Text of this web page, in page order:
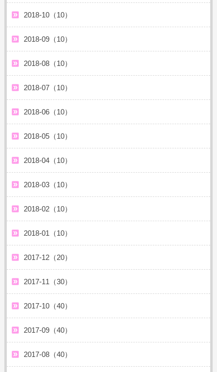
2018-10（10）
2018-09（10）
2018-08（10）
2018-07（10）
2018-06（10）
2018-05（10）
2018-04（10）
2018-03（10）
2018-02（10）
2018-01（10）
2017-12（20）
2017-11（30）
2017-10（40）
2017-09（40）
2017-08（40）